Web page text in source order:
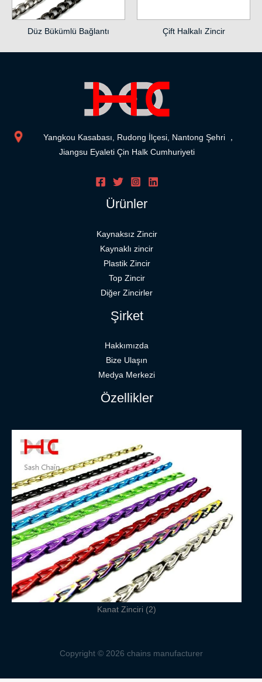
Düz Bükümlü Bağlantı Çift Halkalı Zincir
Yangkou Kasabası, Rudong İlçesi, Nantong Şehri ，
Jiangsu Eyaleti Çin Halk Cumhuriyeti
Ürünler
Kaynaksız Zincir
Kaynaklı zincir
Plastik Zincir
Top Zincir
Diğer Zincirler
Şirket
Hakkımızda
Bize Ulaşın
Medya Merkezi
Özellikler
Kanat Zinciri (2)
Copyright © 2026 chains manufacturer